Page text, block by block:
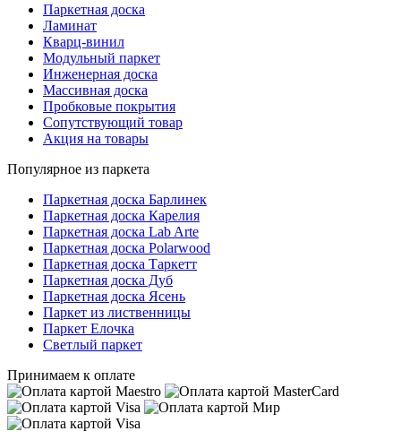
Паркетная доска
Ламинат
Кварц-винил
Модульный паркет
Инженерная доска
Массивная доска
Пробковые покрытия
Сопутствующий товар
Акция на товары
Популярное из паркета
Паркетная доска Барлинек
Паркетная доска Карелия
Паркетная доска Lab Arte
Паркетная доска Polarwood
Паркетная доска Таркетт
Паркетная доска Дуб
Паркетная доска Ясень
Паркет из лиственницы
Паркет Елочка
Светлый паркет
Принимаем к оплате